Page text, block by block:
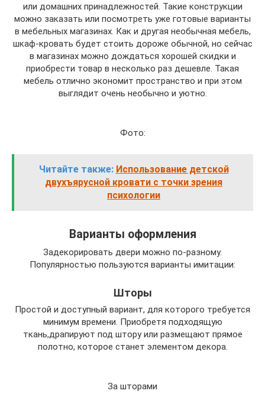
или домашних принадлежностей. Такие конструкции
можно заказать или посмотреть уже готовые варианты
в мебельных магазинах. Как и другая необычная мебель,
шкаф-кровать будет стоить дороже обычной, но сейчас
в магазинах можно дождаться хорошей скидки и
приобрести товар в несколько раз дешевле. Такая
мебель отлично экономит пространство и при этом
выглядит очень необычно и уютно.
Фото:
Читайте также: Использование детской
двухъярусной кровати с точки зрения
психологии
Варианты оформления
Задекорировать двери можно по-разному.
Популярностью пользуются варианты имитации:
Шторы
Простой и доступный вариант, для которого требуется
минимум времени. Приобретя подходящую
ткань,драпируют под штору или размещают прямое
полотно, которое станет элементом декора.
За шторами